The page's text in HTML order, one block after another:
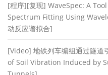
[程序][复现] WaveSpec: A
Spectrum Fitting Using
动反应谱拟合]
[Video] 地铁列车编组通过隧
of Soil Vibration Induced by